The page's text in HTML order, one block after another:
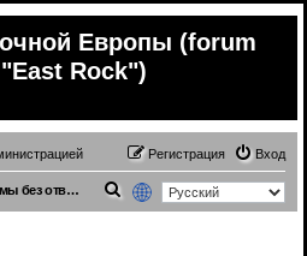
Европы (forum
"East Rock")
Вход
Регистрация
Темы без ответов